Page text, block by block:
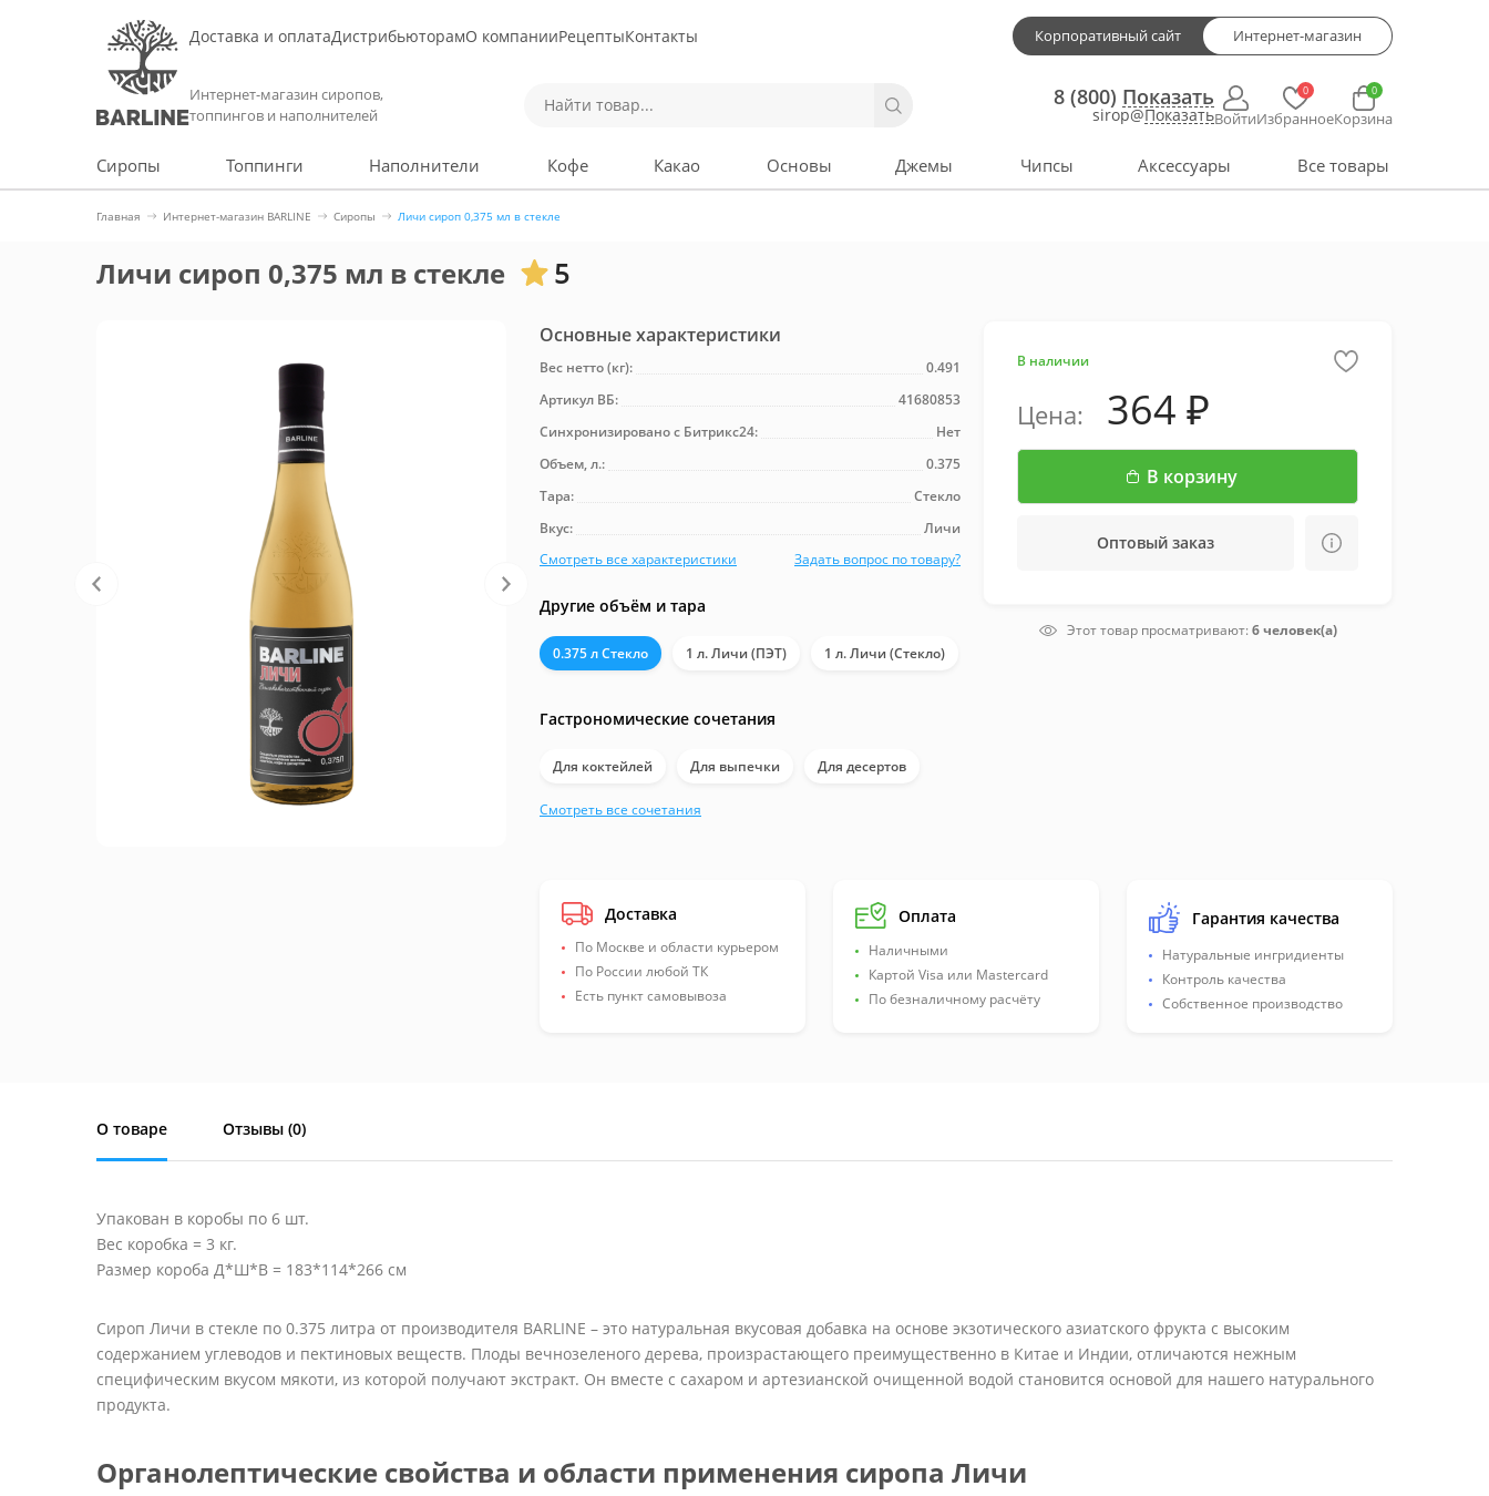
Доставка и оплатаДистрибьюторамО компанииРецептыКонтакты Корпоративный сайт Интернет-магазин
Интернет-магазин сиропов,
топпингов и наполнителей
8 (800) Показать
sirop@ПоказатьВойти
0
Избранное
0
Корзина
Сиропы Топпинги Наполнители Кофе Какао Основы Джемы Чипсы Аксессуары Все товары
Главная Интернет-магазин BARLINE Сиропы Личи сироп 0,375 мл в стекле
Личи сироп 0,375 мл в стекле 5
Основные характеристики
Вес нетто (кг):
0.491
Артикул ВБ:
41680853
Синхронизировано с Битрикс24:
Нет
Объем, л.:
0.375
Тара:
Стекло
Вкус:
Личи
Артикул:
2002-16-СМ
Срок хранения, дней:
730
Температура хранения:
Смотреть все характеристики Задать вопрос по товару?
Другие объём и тара
0.375 л Стекло 1 л. Личи (ПЭТ) 1 л. Личи (Стекло)
Гастрономические сочетания
Для коктейлей Для выпечки Для десертов
Для безалкогольных коктейлей
Для молочных коктейлей
Для блинов Для пирожных Для торта
Смотреть все сочетания
В наличии
Цена: 364
В корзину
Оптовый заказ
Этот товар просматривают: 6 человек(а)
Доставка
По Москве и области курьером
По России любой ТК
Есть пункт самовывоза
Оплата
Наличными
Картой Visa или Mastercard
По безналичному расчёту
Гарантия качества
Натуральные ингридиенты
Контроль качества
Собственное производство
О товаре Отзывы (0)
Упакован в коробы по 6 шт.
Вес коробка = 3 кг.
Размер короба Д*Ш*В = 183*114*266 см
Сироп Личи в стекле по 0.375 литра от производителя BARLINE – это натуральная вкусовая добавка на основе экзотического азиатского фрукта с высоким
содержанием углеводов и пектиновых веществ. Плоды вечнозеленого дерева, произрастающего преимущественно в Китае и Индии, отличаются нежным
специфическим вкусом мякоти, из которой получают экстракт. Он вместе с сахаром и артезианской очищенной водой становится основой для нашего натурального
продукта.
Органолептические свойства и области применения сиропа Личи